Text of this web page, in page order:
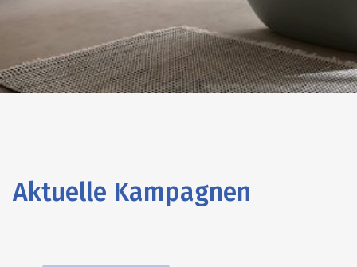
durch alle Bestandteile der Kollektion –
von Waschbecken über Armatur und
WC bis zur Badewanne. Das Ergebnis:
ein beeindruckend harmonisches
Aktuelle Kampagnen